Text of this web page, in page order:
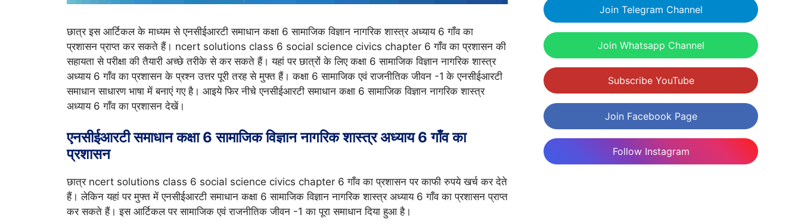
छात्र इस आर्टिकल के माध्यम से एनसीईआरटी समाधान कक्षा 6 सामाजिक विज्ञान नागरिक शास्त्र अध्याय 6 गाँव का
प्रशासन प्राप्त कर सकते हैं। ncert solutions class 6 social science civics chapter 6 गाँव का प्रशासन की
सहायता से परीक्षा की तैयारी अच्छे तरीके से कर सकते हैं। यहां पर छात्रों के लिए कक्षा 6 सामाजिक विज्ञान नागरिक शास्त्र
अध्याय 6 गाँव का प्रशासन के प्रश्न उत्तर पूरी तरह से मुफ्त हैं। कक्षा 6 सामाजिक एवं राजनीतिक जीवन -1 के एनसीईआरटी
समाधान साधारण भाषा में बनाएं गए है। आइये फिर नीचे एनसीईआरटी समाधान कक्षा 6 सामाजिक विज्ञान नागरिक शास्त्र
अध्याय 6 गाँव का प्रशासन देखें।
एनसीईआरटी समाधान कक्षा 6 सामाजिक विज्ञान नागरिक शास्त्र अध्याय 6 गाँव का
प्रशासन
छात्र ncert solutions class 6 social science civics chapter 6 गाँव का प्रशासन पर काफी रुपये खर्च कर देते
हैं। लेकिन यहां पर मुफ्त में एनसीईआरटी समाधान कक्षा 6 सामाजिक विज्ञान नागरिक शास्त्र अध्याय 6 गाँव का प्रशासन प्राप्त
कर सकते हैं। इस आर्टिकल पर सामाजिक एवं राजनीतिक जीवन -1 का पूरा समाधान दिया हुआ है।
Join Telegram Channel
Join Whatsapp Channel
Subscribe YouTube
Join Facebook Page
Follow Instagram